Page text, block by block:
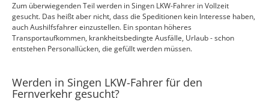
Zum überwiegenden Teil werden in Singen LKW-Fahrer in Vollzeit
gesucht. Das heißt aber nicht, dass die Speditionen kein Interesse haben,
auch Aushilfsfahrer einzustellen. Ein spontan höheres
Transportaufkommen, krankheitsbedingte Ausfälle, Urlaub - schon
entstehen Personallücken, die gefüllt werden müssen.
Werden in Singen LKW-Fahrer für den
Fernverkehr gesucht?